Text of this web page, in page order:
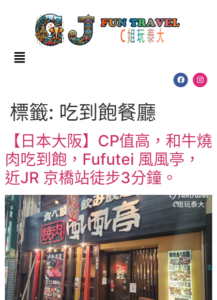
標籤: 吃到飽餐廳
【日本大阪】CP值高，和牛燒
肉吃到飽，Fufutei 風風亭，
近JR 京橋站徒步3分鐘。